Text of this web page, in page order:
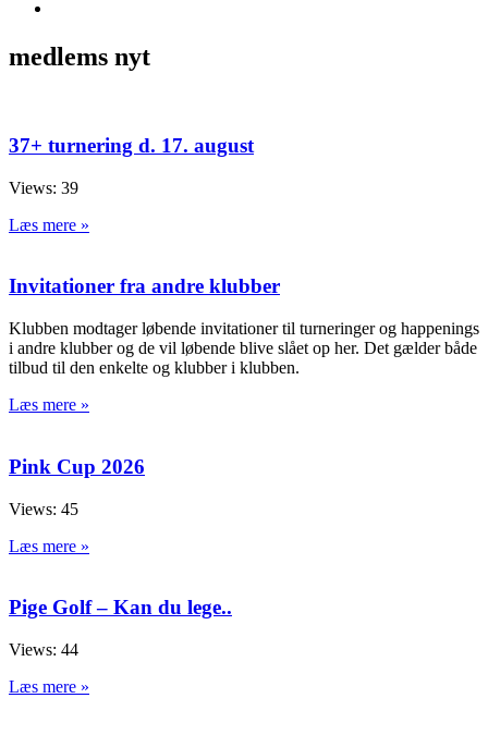
medlems nyt
37+ turnering d. 17. august
Views: 39
Læs mere »
Invitationer fra andre klubber
Klubben modtager løbende invitationer til turneringer og happenings
i andre klubber og de vil løbende blive slået op her. Det gælder både
tilbud til den enkelte og klubber i klubben.
Læs mere »
Pink Cup 2026
Views: 45
Læs mere »
Pige Golf – Kan du lege..
Views: 44
Læs mere »